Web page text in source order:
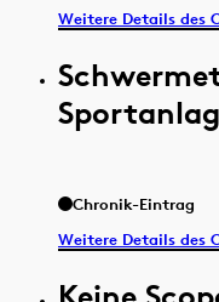
Weitere Details des
Chronik-Eintrag
Weitere Details des